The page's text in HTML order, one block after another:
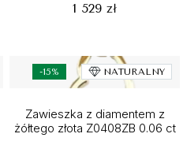
1 529 zł
-15% NATURALNY
Zawieszka z diamentem z
żółtego złota Z0408ZB 0.06 ct